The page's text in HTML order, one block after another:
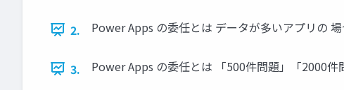
2. Power Apps の委任とは データが多いアプリの
3. Power Apps の委任とは 「500件問題」「2000